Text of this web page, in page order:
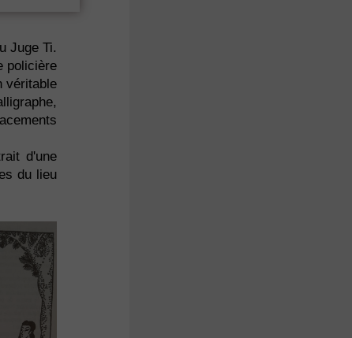
Juge Ti.
policière
véritable
d'une
du lieu